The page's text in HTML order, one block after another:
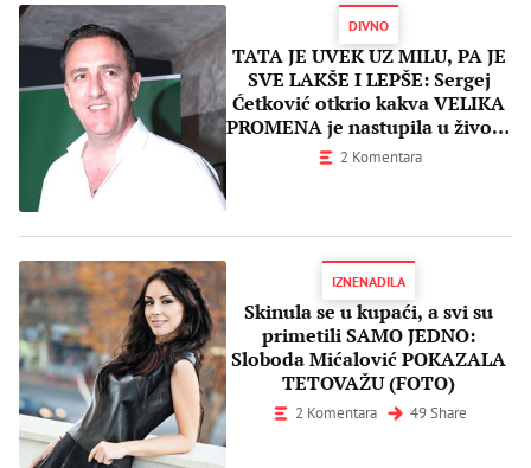
DIVNO
TATA JE UVEK UZ MILU, PA JE
SVE LAKŠE I LEPŠE: Sergej
Ćetković otkrio kakva VELIKA
PROMENA je nastupila u životu
njegove mezimice
2 Komentara
IZNENADILA
Skinula se u kupaći, a svi su
primetili SAMO JEDNO:
Sloboda Mićalović POKAZALA
TETOVAŽU (FOTO)
2 Komentara 49 Share